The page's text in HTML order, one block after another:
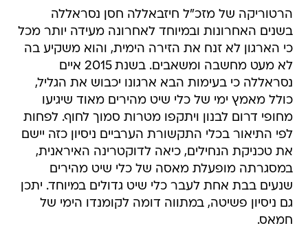
הרטוריקה של מזכ"ל חיזבאללה חסן נסראללה
בשנים האחרונות ובמיוחד לאחרונה מעידה יותר מכל
כי הארגון לא זנח את הזירה הימית, והוא משקיע בה
לא מעט מחשבה ומשאבים. בשנת 2015 איים
נסראללה כי בעימות הבא ארגונו יכבוש את הגליל,
כולל מאמץ ימי של כלי שיט מהירים מאוד שיגיעו
מחופי דרום לבנון ויתקפו מטרות סמוך לחוף. לפחות
לפי התיאור בכלי התקשורת הערביים ניסיון כזה יישם
את טכניקת הנחילים, כיאה לדוקטרינה האיראנית,
במסגרתה מופעלת מאסה של כלי שיט מהירים
שנעים בבת אחת לעבר כלי שיט גדולים במיוחד. יתכן
גם ניסיון פשיטה, במתווה דומה לקומנדו הימי של
חמאס.